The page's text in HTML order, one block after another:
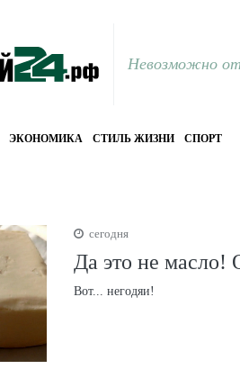
Невозможно
ЭКОНОМИКА СТИЛЬ ЖИЗНИ СПОРТ
сегодня
Да это не масло!
Вот... негодяи!